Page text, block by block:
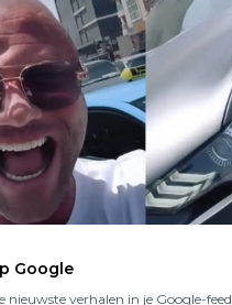
Google
nieuwste verhalen in je Google-feed